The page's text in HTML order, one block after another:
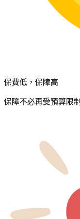
保費低，保障高
保障不必再受預算限制